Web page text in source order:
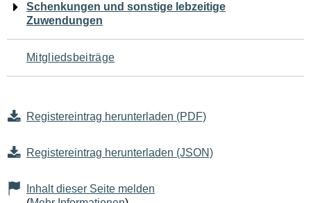
Schenkungen und sonstige lebzeitige
Zuwendungen
Mitgliedsbeiträge
Registereintrag herunterladen (PDF)
Registereintrag herunterladen (JSON)
Inhalt dieser Seite melden